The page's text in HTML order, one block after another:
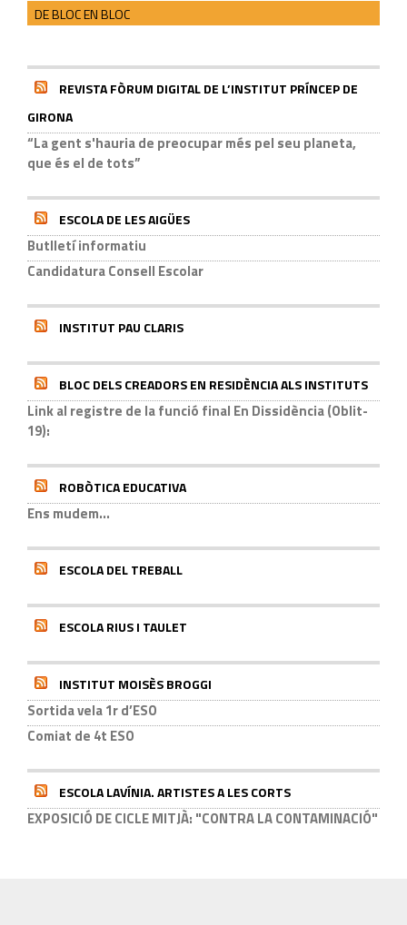
DE BLOC EN BLOC
REVISTA FÒRUM DIGITAL DE L’INSTITUT PRÍNCEP DE
GIRONA
“La gent s'hauria de preocupar més pel seu planeta,
que és el de tots”
ESCOLA DE LES AIGÜES
Butlletí informatiu
Candidatura Consell Escolar
INSTITUT PAU CLARIS
BLOC DELS CREADORS EN RESIDÈNCIA ALS INSTITUTS
Link al registre de la funció final En Dissidència (Oblit-
19):
ROBÒTICA EDUCATIVA
Ens mudem...
ESCOLA DEL TREBALL
ESCOLA RIUS I TAULET
INSTITUT MOISÈS BROGGI
Sortida vela 1r d’ESO
Comiat de 4t ESO
ESCOLA LAVÍNIA. ARTISTES A LES CORTS
EXPOSICIÓ DE CICLE MITJÀ: "CONTRA LA CONTAMINACIÓ"